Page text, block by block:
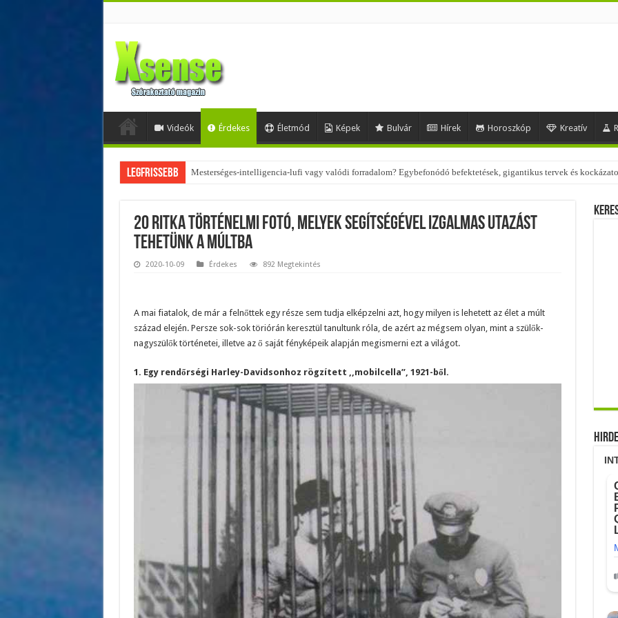
Videók Érdekes Életmód Képek Bulvár Hírek Horoszkóp Kreatív
Legfrissebb Az övtáskák továbbra is trendik – nézd meg, milyen stílusokhoz illenek!
20 ritka történelmi fotó, melyek segítségével izgalmas utazást
tehetünk a múltba
2020-10-09 Érdekes 892 Megtekintés
A mai fiatalok, de már a felnőttek egy része sem tudja elképzelni azt, hogy milyen is lehetett az élet a múlt
század elején. Persze sok-sok töriórán keresztül tanultunk róla, de azért az mégsem olyan, mint a szülők-
nagyszülők történetei, illetve az ő saját fényképeik alapján megismerni ezt a világot.
1. Egy rendőrségi Harley-Davidsonhoz rögzített ,,mobilcella”, 1921-ből.